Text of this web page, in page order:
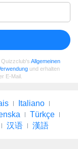
Allgemeinen
und erhalten
E-Mail.
Italiano
Türkçe
汉语 漢語